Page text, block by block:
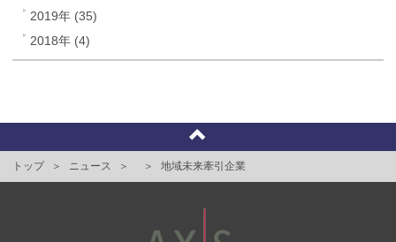
2019年 (35)
2018年 (4)
トップ ニュース 地域未来牽引企業